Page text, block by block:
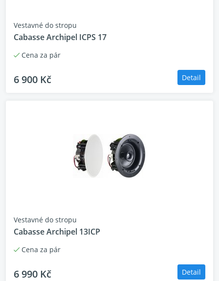
Vestavné do stropu
Cabasse Archipel ICPS 17
Cena za pár
6 900 Kč Detail
Vestavné do stropu
Cabasse Archipel 13ICP
Cena za pár
6 990 Kč Detail